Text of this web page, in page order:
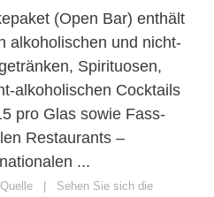
(Open Bar) enthält
alkoholischen und nicht-
Spirituosen,
alkoholischen Cocktails
pro Glas sowie Fass-
Restaurants –
...
| Sehen Sie sich die